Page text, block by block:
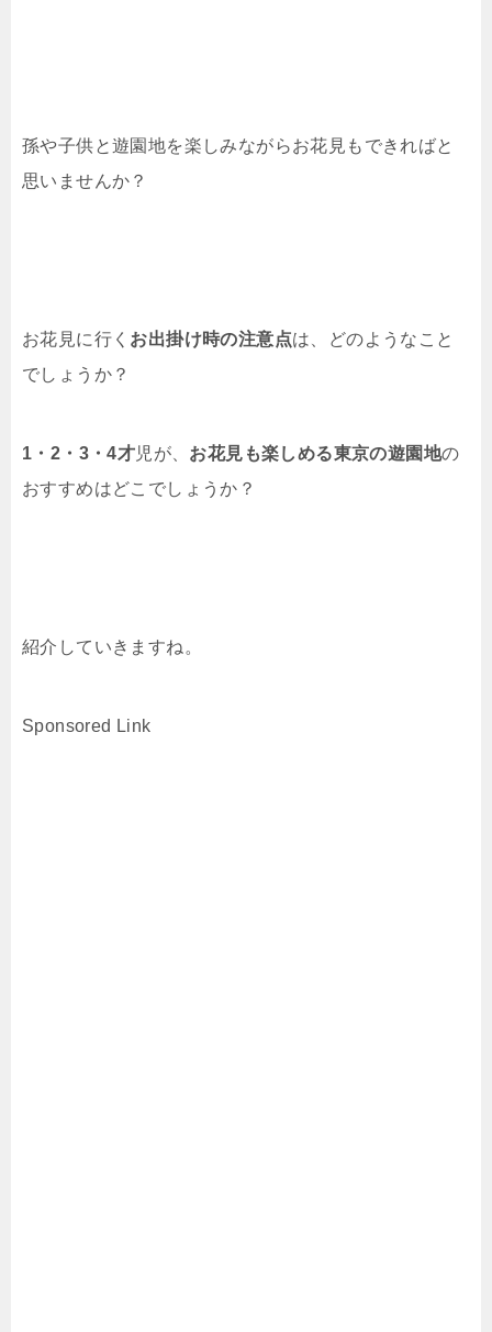
孫や子供と遊園地を楽しみながらお花見もできればと
思いませんか？
お花見に行く お出掛け時の注意点は、どのようなこと
でしょうか？
1・2・3・4才児が、 お花見も楽しめる東京の遊園地の
おすすめはどこでしょうか？
紹介していきますね。
Sponsored Link